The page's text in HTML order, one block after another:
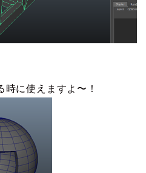
に使えますよ〜！